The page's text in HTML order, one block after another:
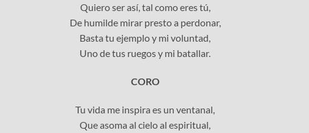
Quiero ser así, tal como eres tú,
De humilde mirar presto a perdonar,
Basta tu ejemplo y mi voluntad,
Uno de tus ruegos y mi batallar.
CORO
Tu vida me inspira es un ventanal,
Que asoma al cielo al espiritual,